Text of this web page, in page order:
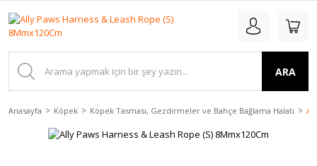
ARA
Anasayfa Köpek Köpek Tasması, Gezdirmeler ve Bahçe Bağlama Halatı